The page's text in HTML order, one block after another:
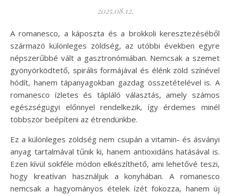
2025.08.12.
A romanesco, a káposzta és a brokkoli keresztezéséből
származó különleges zöldség, az utóbbi években egyre
népszerűbbé vált a gasztronómiában. Nemcsak a szemet
gyönyörködtető, spirális formájával és élénk zöld színével
hódít, hanem tápanyagokban gazdag összetételével is. A
romanesco ízletes és tápláló választás, amely számos
egészségügyi előnnyel rendelkezik, így érdemes minél
többször beépíteni az étrendünkbe.
Ez a különleges zöldség nem csupán a vitamin- és ásványi
anyag tartalmával tűnik ki, hanem antioxidáns hatásával is.
Ezen kívül sokféle módon elkészíthető, ami lehetővé teszi,
hogy kreatívan használjuk a konyhában. A romanesco
nemcsak a hagyományos ételek ízét fokozza, hanem új